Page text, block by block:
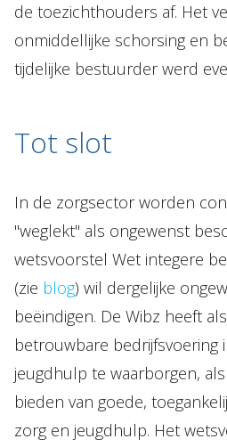
de toezichthouders af. Het
onmiddellijke schorsing en
tijdelijke bestuurder werd
Tot slot
In de zorgsector worden
"weglekt" als ongewenst
wetsvoorstel Wet integere
(zie blog) wil dergelijke
beëindigen. De Wibz heeft
betrouwbare bedrijfsvoering
jeugdhulp te waarborgen,
bieden van goede,
zorg en jeugdhulp. Het